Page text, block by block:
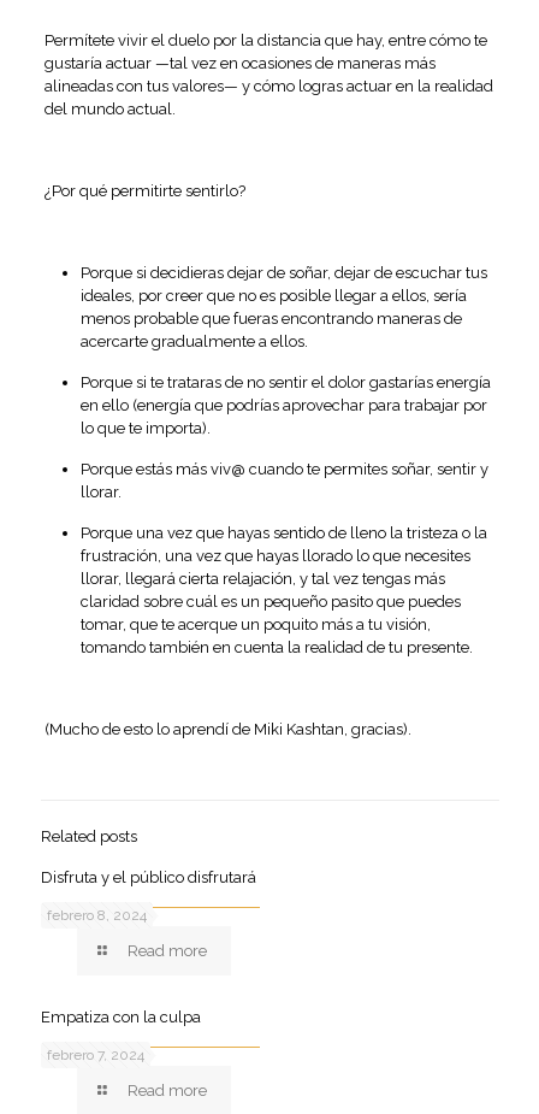
Permítete vivir el duelo por la distancia que hay, entre cómo te
gustaría actuar —tal vez en ocasiones de maneras más
alineadas con tus valores— y cómo logras actuar en la realidad
del mundo actual.
¿Por qué permitirte sentirlo?
Porque si decidieras dejar de soñar, dejar de escuchar tus
ideales, por creer que no es posible llegar a ellos, sería
menos probable que fueras encontrando maneras de
acercarte gradualmente a ellos.
Porque si te trataras de no sentir el dolor gastarías energía
en ello (energía que podrías aprovechar para trabajar por
lo que te importa).
Porque estás más viv@ cuando te permites soñar, sentir y
llorar.
Porque una vez que hayas sentido de lleno la tristeza o la
frustración, una vez que hayas llorado lo que necesites
llorar, llegará cierta relajación, y tal vez tengas más
claridad sobre cuál es un pequeño pasito que puedes
tomar, que te acerque un poquito más a tu visión,
tomando también en cuenta la realidad de tu presente.
(Mucho de esto lo aprendí de Miki Kashtan, gracias).
Related posts
febrero 8, 2024
Disfruta y el público disfrutará
Read more
febrero 7, 2024
Empatiza con la culpa
Read more